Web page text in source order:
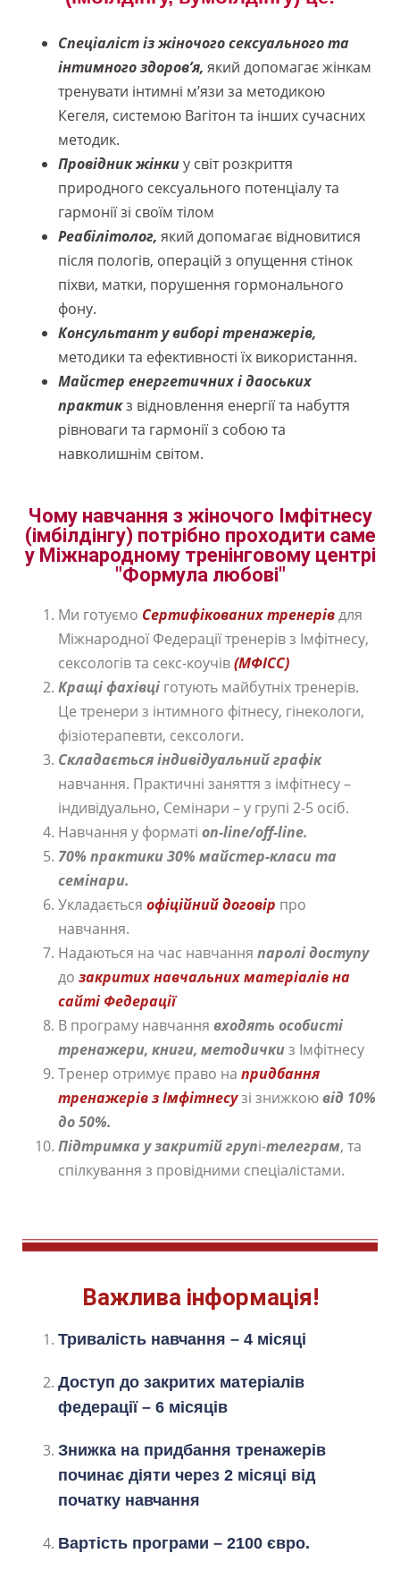
Спеціаліст із жіночого сексуального та
інтимного здоров’я, який допомагає жінкам
тренувати інтимні м’язи за методикою
Кегеля, системою Вагітон та інших сучасних
методик.
Провідник жінкиу світ розкриття
природного сексуального потенціалу та
гармонії зі своїм тілом
Реабілітолог, який допомагає відновитися
після пологів, операцій з опущення стінок
піхви, матки, порушення гормонального
фону.
Консультант у виборі тренажерів,
методики та ефективності їх використання.
Майстер енергетичних і даоських
практикз відновлення енергії та набуття
рівноваги та гармонії з собою та
навколишнім світом.
Чому навчання з жіночого Імфітнесу
(імбілдінгу) потрібно проходити саме
у Міжнародному тренінговому центрі
"Формула любові"
Ми готуємо Сертифікованих тренерівдля
Міжнародної Федерації тренерів з Імфітнесу,
сексологів та секс-коучів(МФІСС)
Кращі фахівці готують майбутніх тренерів.
Це тренери з інтимного фітнесу, гінекологи,
фізіотерапевти, сексологи.
Складається індивідуальний графік
навчання. Практичні заняття з імфітнесу –
індивідуально, Семінари – у групі 2-5 осіб.
Навчання у форматі on-line/off-line.
70% практики 30% майстер-класита
семінари.
Укладається офіційний договір про
навчання.
Надаються на час навчання паролі доступу
до закритих навчальних матеріалів на
сайті Федерації
В програму навчання входять особисті
тренажери, книги, методичкиз Імфітнесу
Тренер отримує право на придбання
тренажерів з Імфітнесузі знижкоювід 10%
до 50%.
Підтримка у закритій групі-телеграм, та
спілкування з провідними спеціалістами.
Важлива інформація!
Тривалість навчання – 4 місяці
Доступ до закритих матеріалів
федерації – 6 місяців
Знижка на придбання тренажерів
починає діяти через 2 місяці від
початку навчання
Вартість програми – 2100 євро.